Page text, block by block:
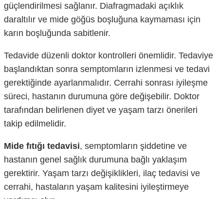
güçlendirilmesi sağlanır. Diafragmadaki açıklık
daraltılır ve mide göğüs boşluğuna kaymaması için
karın boşluğunda sabitlenir.
Tedavide düzenli doktor kontrolleri önemlidir. Tedaviye
başlandıktan sonra semptomların izlenmesi ve tedavi
gerektiğinde ayarlanmalıdır. Cerrahi sonrası iyileşme
süreci, hastanın durumuna göre değişebilir. Doktor
tarafından belirlenen diyet ve yaşam tarzı önerileri
takip edilmelidir.
Mide fıtığı tedavisi, semptomların şiddetine ve
hastanın genel sağlık durumuna bağlı yaklaşım
gerektirir. Yaşam tarzı değişiklikleri, ilaç tedavisi ve
cerrahi, hastaların yaşam kalitesini iyileştirmeye